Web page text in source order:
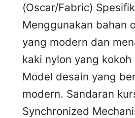
(Oscar/Fabric)
Menggunakan bahan
yang modern dan
kaki nylon yang
Model desain yang
modern. Sandaran
Synchronized